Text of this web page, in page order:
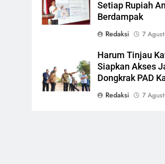
Setiap Rupiah
Berdampak
Redaksi
7
Harum Tinjau
Siapkan Akses
Dongkrak PAD
Redaksi
7